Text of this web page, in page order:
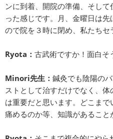
ンに到着、開院の準備、そし
った感じです。月、金曜日は
ので院を３時に閉め、私たちセ
Ryota： 古武術ですか！面白そ
Minori先生： 鍼灸でも陰陽の
ストとして治すだけでなく、
は重要だと思います。どこま
痛めるのか等、知識があること